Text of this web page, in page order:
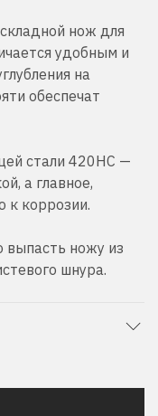
нож для
удобным и
на
обеспечат
стали 420HC —
а главное,
к коррозии.
выпасть ножу из
шнура.